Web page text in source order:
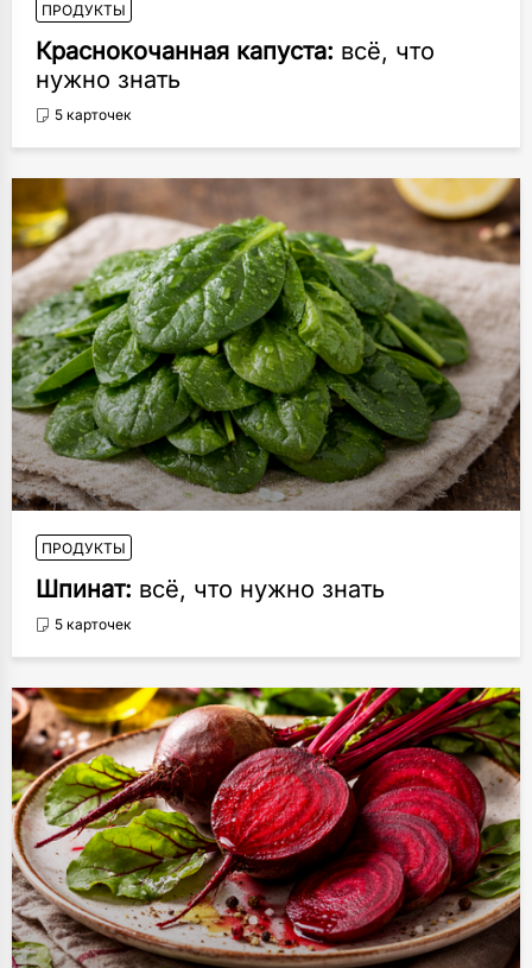
ПРОДУКТЫ
Краснокочанная капуста: всё, что
нужно знать
5 карточек
ПРОДУКТЫ
Шпинат: всё, что нужно знать
5 карточек